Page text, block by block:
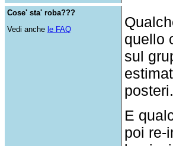
Cose' sta' roba???
Vedi anche le FAQ
quello
sul
E
poi re-